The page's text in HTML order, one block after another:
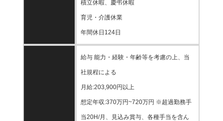
積立休暇、慶弔休暇
育児・介護休業
年間休日124日
給与 能力・経験・年齢等を考慮の上、当
社規程による
月給:203,900円以上
想定年収:370万円~720万円 ※超過勤務手
当20H/月、見込み賞与、各種手当を含ん